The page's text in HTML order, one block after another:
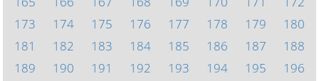
173
174 175 176 177 178 179
180
181
182 183 184 185 186 187
188
189
190 191 192 193 194 195
196